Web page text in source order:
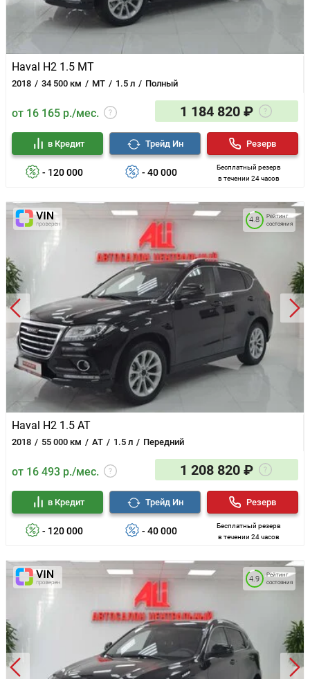
Haval H2 1.5 MT
2018 34 500 км MT 1.5 л Полный
от 16 165 р./мес. 1 184 820 ₽
- 120 000
в Кредит
- 40 000
Трейд Ин
Бесплатный резерв
в течении 24 часов
Резерв
Haval H2 1.5 AT
2018 55 000 км AT 1.5 л Передний
Рейтинг
состояния
4.8
от 16 493 р./мес. 1 208 820 ₽
- 120 000
в Кредит
- 40 000
Трейд Ин
Бесплатный резерв
в течении 24 часов
Резерв
Рейтинг
состояния
4.9